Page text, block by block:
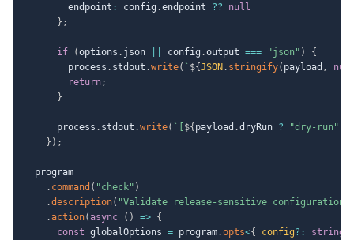
        endpoint
: config .endpoint ??
null
} ;
if (options . json config .output === "json" )
{
        process
. stdout .write( ` ${JSON . stringify( payload ,
return;
}
      process
. stdout .write( ` ${ payload .dryRun ? "dry-run"
} ) ;
  program
. command ( "check" )
.description( "Validate release-sensitive configuration"
.action( async ( ) => {
const globalOptions = program.opts<{ config? : string